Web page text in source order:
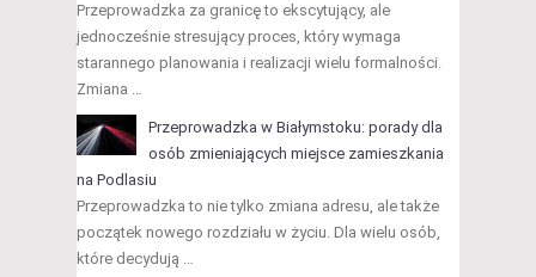
Przeprowadzka za granicę to ekscytujący, ale
jednocześnie stresujący proces, który wymaga
starannego planowania i realizacji wielu formalności.
Zmiana …
Przeprowadzka w Białymstoku: porady dla
osób zmieniających miejsce zamieszkania
na Podlasiu
Przeprowadzka to nie tylko zmiana adresu, ale także
początek nowego rozdziału w życiu. Dla wielu osób,
które decydują …